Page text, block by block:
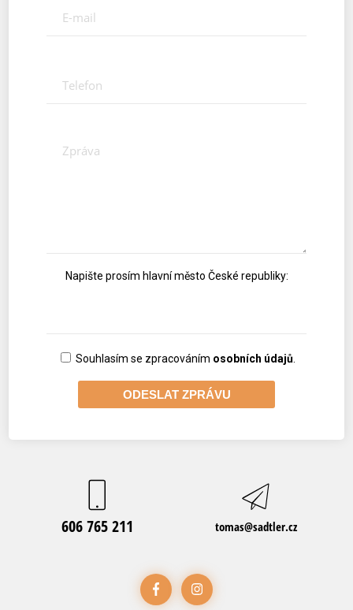
Napište prosím hlavní město České republiky:
Souhlasím se zpracováním osobních údajů
606 765 211 tomas@sadtler.cz